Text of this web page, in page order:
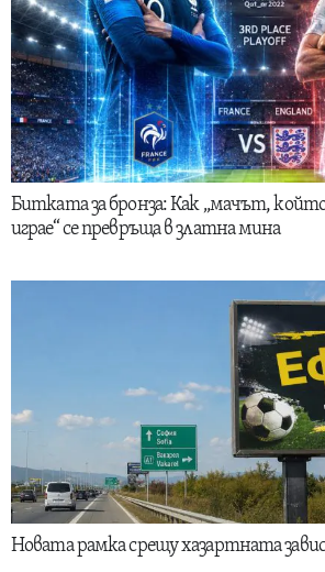
Битката за бронза: Как „мачът,
играе“ се превръща в златна мина
Новата рамка срещу хазартната